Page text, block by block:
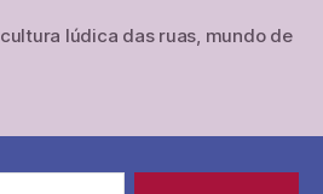
cultura
acabou?”
cultura lúdica das ruas, mundo de